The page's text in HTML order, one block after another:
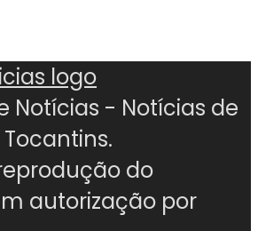
Notícias - Notícias de
do
autorização por